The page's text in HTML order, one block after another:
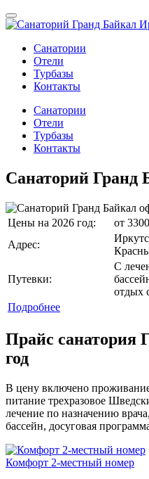
Санатории
Отели
Турбазы
Контакты
Санатории
Отели
Турбазы
Контакты
Санаторий Гранд
Цены на 2026 год:
от
Адрес:
Путевки:
С
отдых
Подробнее
Прайс санатория
год
В цену включено
питание трехразовое
лечение по назначению
бассейн, досуговая
Комфорт 2-местный номер